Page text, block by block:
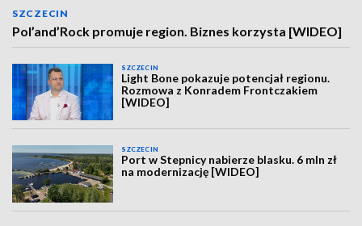
SZCZECIN
Pol’and’Rock promuje region. Biznes korzysta [WIDEO]
SZCZECIN
Light Bone pokazuje potencjał regionu.
Rozmowa z Konradem Frontczakiem
[WIDEO]
SZCZECIN
Port w Stepnicy nabierze blasku. 6 mln zł
na modernizację [WIDEO]